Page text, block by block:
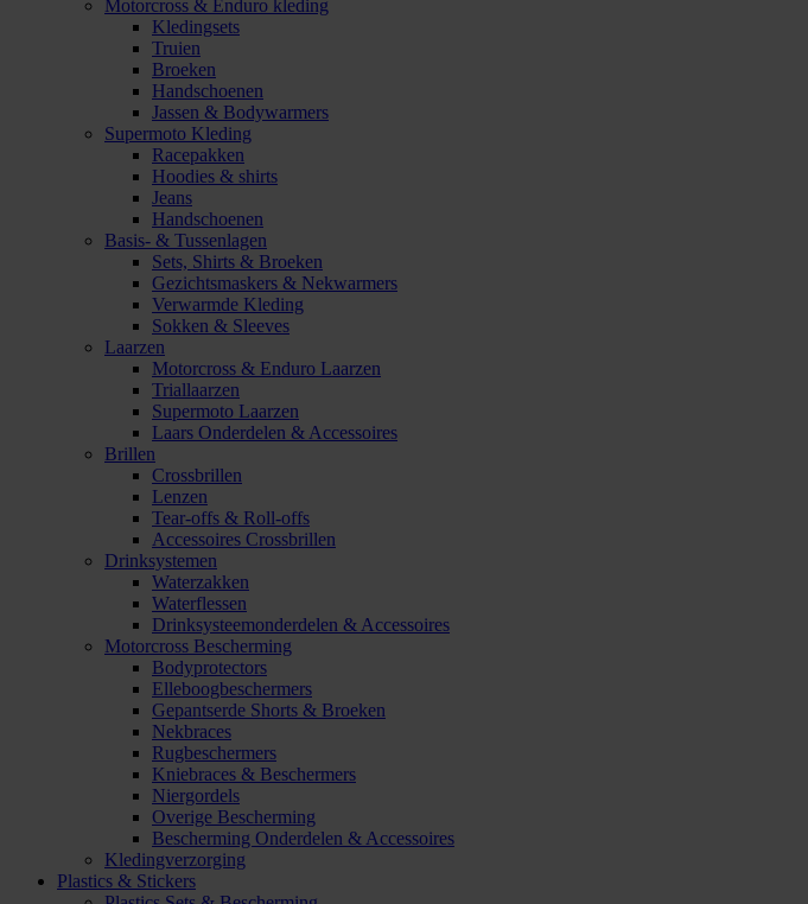
Motorcross & Enduro kleding
Kledingsets
Truien
Broeken
Handschoenen
Jassen & Bodywarmers
Supermoto Kleding
Racepakken
Hoodies & shirts
Jeans
Handschoenen
Basis- & Tussenlagen
Sets, Shirts & Broeken
Gezichtsmaskers & Nekwarmers
Verwarmde Kleding
Sokken & Sleeves
Laarzen
Motorcross & Enduro Laarzen
Triallaarzen
Supermoto Laarzen
Laars Onderdelen & Accessoires
Brillen
Crossbrillen
Lenzen
Tear-offs & Roll-offs
Accessoires Crossbrillen
Drinksystemen
Waterzakken
Waterflessen
Drinksysteemonderdelen & Accessoires
Motorcross Bescherming
Bodyprotectors
Elleboogbeschermers
Gepantserde Shorts & Broeken
Nekbraces
Rugbeschermers
Kniebraces & Beschermers
Niergordels
Overige Bescherming
Bescherming Onderdelen & Accessoires
Kledingverzorging
Plastics & Stickers